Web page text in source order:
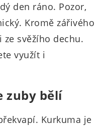
den ráno. Pozor,
Kromě zářivého
svěžího dechu.
využít i
zuby bělí
Kurkuma je